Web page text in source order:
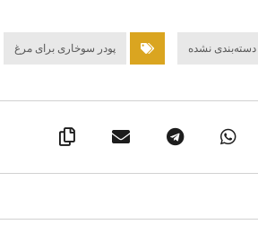
دسته‌بندی نشده پودر سوخاری برای مرغ